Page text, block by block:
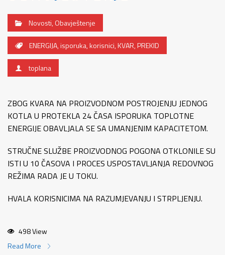
Novosti,Obavještenje
ENERGIJA,isporuka,korisnici,KVAR,PREKID
toplana
ZBOG KVARA NA PROIZVODNOM POSTROJENJU JEDNOG
KOTLA U PROTEKLA 24 ČASA ISPORUKA TOPLOTNE
ENERGIJE OBAVLJALA SE SA UMANJENIM KAPACITETOM.
STRUČNE SLUŽBE PROIZVODNOG POGONA OTKLONILE SU
ISTI U 10 ČASOVA I PROCES USPOSTAVLJANJA REDOVNOG
REŽIMA RADA JE U TOKU.
HVALA KORISNICIMA NA RAZUMJEVANJU I STRPLJENJU.
498 View
Read More